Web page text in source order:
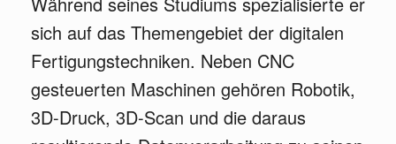
sich auf das Themengebiet der digitalen
Fertigungstechniken. Neben CNC
gesteuerten Maschinen gehören Robotik,
3D-Druck, 3D-Scan und die daraus